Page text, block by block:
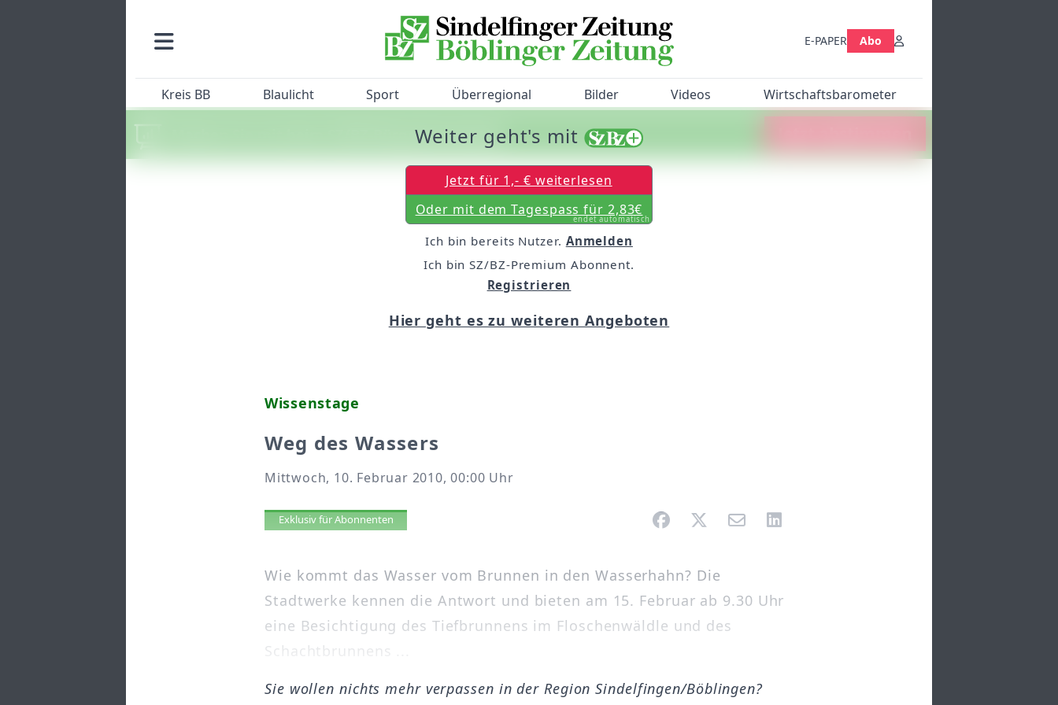
E-PAPER Abo
Kreis BB Blaulicht Sport Überregional Bilder Videos Wirtschaftsbarometer
Machen Sie mit beim SZ/BZ-Bürgerbarometer!
Wissenstage
Weg des Wassers
Mittwoch, 10. Februar 2010, 00:00 Uhr
Artikel vorlesen
Exklusiv für Abonnenten
Wie kommt das Wasser vom Brunnen in den Wasserhahn? Die
Stadtwerke kennen die Antwort und bieten am 15. Februar ab 9.30 Uhr
eine Besichtigung des Tiefbrunnens im Floschenwäldle und des
Schachtbrunnens ...
Weiter geht's mit
Jetzt für 1,- € weiterlesen
Oder mit dem Tagespass für 2,83€
endet automatisch
Ich bin bereits Nutzer. Anmelden
Ich bin SZ/BZ-Premium Abonnent.
Registrieren
Hier geht es zu weiteren Angeboten
Sie wollen nichts mehr verpassen in der Region Sindelfingen/Böblingen?